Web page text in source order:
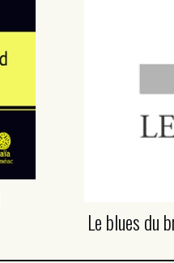
Le blues du